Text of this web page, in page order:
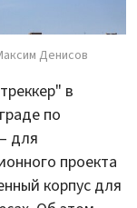
Денисов
в
по
для
проекта
корпус для